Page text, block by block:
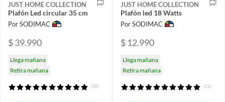
JUST HOME COLLECTION
Plafón Led circular 35 cm
Por SODIMAC
$ 39.990
Llega mañana
Retira mañana
(50)
JUST HOME COLLECTION
Plafón led 18 Watts
Por SODIMAC
$ 12.990
Llega mañana
Retira mañana
(21)